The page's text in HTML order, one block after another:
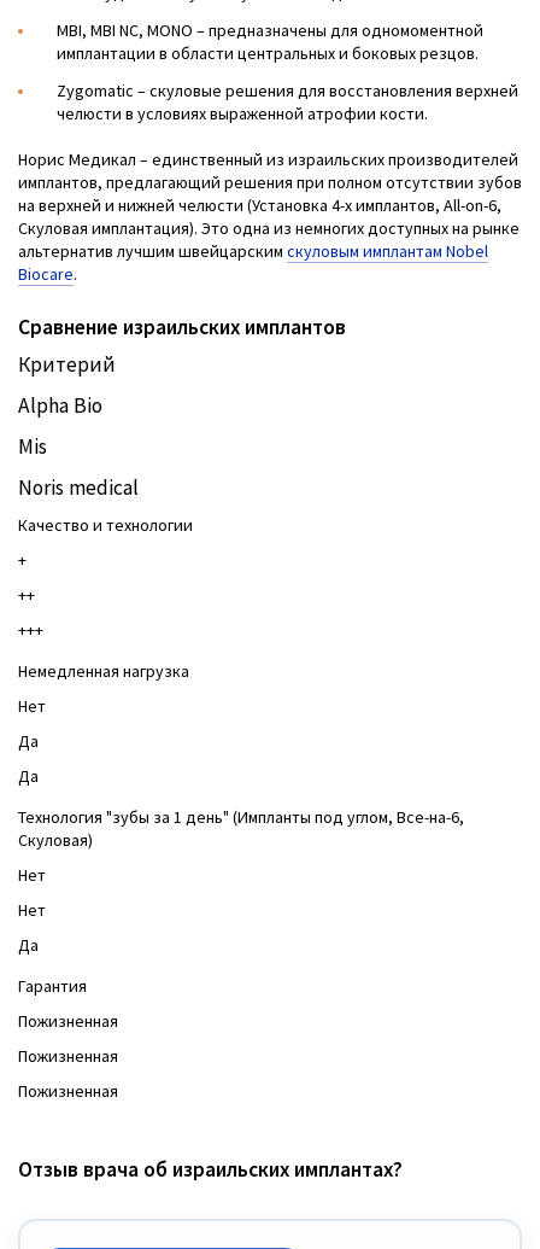
MBI, MBI NC, MONO – предназначены для одномоментной
имплантации в области центральных и боковых резцов.
Zygomatic – скуловые решения для восстановления верхней
челюсти в условиях выраженной атрофии кости.
Норис Медикал – единственный из израильских производителей
имплантов, предлагающий решения при полном отсутствии зубов
на верхней и нижней челюсти (Установка 4-х имплантов, All-on-6,
Скуловая имплантация). Это одна из немногих доступных на рынке
альтернатив лучшим швейцарским скуловым имплантам Nobel
Biocare.
Сравнение израильских имплантов
Критерий
Alpha Bio
Mis
Noris medical
Качество и технологии
+
++
+++
Немедленная нагрузка
Нет
Да
Да
Технология "зубы за 1 день" (Импланты под углом, Все-на-6,
Скуловая)
Нет
Нет
Да
Гарантия
Пожизненная
Пожизненная
Пожизненная
Отзыв врача об израильских имплантах?